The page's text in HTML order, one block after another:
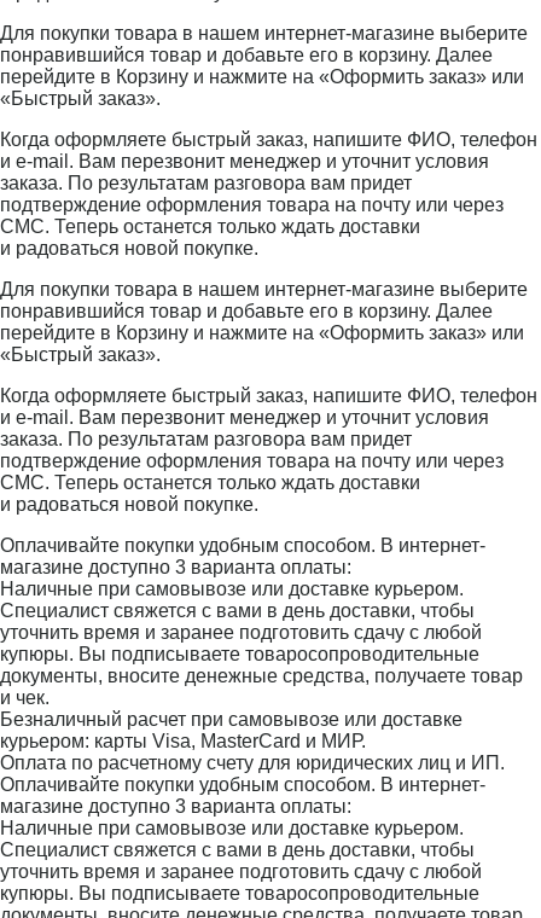
Для покупки товара в нашем интернет-магазине выберите
понравившийся товар и добавьте его в корзину. Далее
перейдите в Корзину и нажмите на «Оформить заказ» или
«Быстрый заказ».
Когда оформляете быстрый заказ, напишите ФИО, телефон
и e-mail. Вам перезвонит менеджер и уточнит условия
заказа. По результатам разговора вам придет
подтверждение оформления товара на почту или через
СМС. Теперь останется только ждать доставки
и радоваться новой покупке.
Для покупки товара в нашем интернет-магазине выберите
понравившийся товар и добавьте его в корзину. Далее
перейдите в Корзину и нажмите на «Оформить заказ» или
«Быстрый заказ».
Когда оформляете быстрый заказ, напишите ФИО, телефон
и e-mail. Вам перезвонит менеджер и уточнит условия
заказа. По результатам разговора вам придет
подтверждение оформления товара на почту или через
СМС. Теперь останется только ждать доставки
и радоваться новой покупке.
Оплачивайте покупки удобным способом. В интернет-
магазине доступно 3 варианта оплаты:
Наличные при самовывозе или доставке курьером.
Специалист свяжется с вами в день доставки, чтобы
уточнить время и заранее подготовить сдачу с любой
купюры. Вы подписываете товаросопроводительные
документы, вносите денежные средства, получаете товар
и чек.
Безналичный расчет при самовывозе или доставке
курьером: карты Visa, MasterCard и МИР.
Оплата по расчетному счету для юридических лиц и ИП.
Оплачивайте покупки удобным способом. В интернет-
магазине доступно 3 варианта оплаты:
Наличные при самовывозе или доставке курьером.
Специалист свяжется с вами в день доставки, чтобы
уточнить время и заранее подготовить сдачу с любой
купюры. Вы подписываете товаросопроводительные